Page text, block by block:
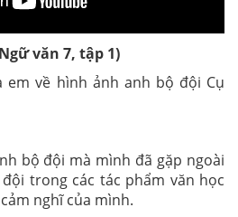
văn 7, tập 1)
em về hình ảnh anh bộ đội Cụ
bộ đội mà mình đã gặp ngoài
trong các tác phẩm văn học
nghĩ của mình.